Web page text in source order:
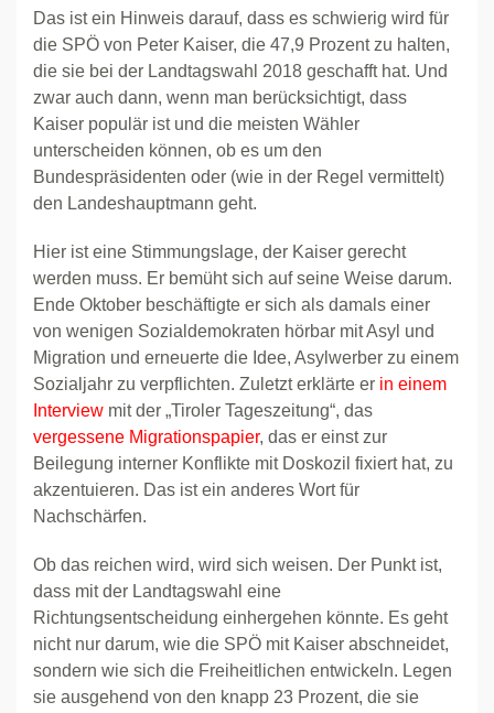
Das ist ein Hinweis darauf, dass es schwierig wird für
die SPÖ von Peter Kaiser, die 47,9 Prozent zu halten,
die sie bei der Landtagswahl 2018 geschafft hat. Und
zwar auch dann, wenn man berücksichtigt, dass
Kaiser populär ist und die meisten Wähler
unterscheiden können, ob es um den
Bundespräsidenten oder (wie in der Regel vermittelt)
den Landeshauptmann geht.
Hier ist eine Stimmungslage, der Kaiser gerecht
werden muss. Er bemüht sich auf seine Weise darum.
Ende Oktober beschäftigte er sich als damals einer
von wenigen Sozialdemokraten hörbar mit Asyl und
Migration und erneuerte die Idee, Asylwerber zu einem
Sozialjahr zu verpflichten. Zuletzt erklärte er in einem
Interview mit der „Tiroler Tageszeitung“, das
vergessene Migrationspapier, das er einst zur
Beilegung interner Konflikte mit Doskozil fixiert hat, zu
akzentuieren. Das ist ein anderes Wort für
Nachschärfen.
Ob das reichen wird, wird sich weisen. Der Punkt ist,
dass mit der Landtagswahl eine
Richtungsentscheidung einhergehen könnte. Es geht
nicht nur darum, wie die SPÖ mit Kaiser abschneidet,
sondern wie sich die Freiheitlichen entwickeln. Legen
sie ausgehend von den knapp 23 Prozent, die sie